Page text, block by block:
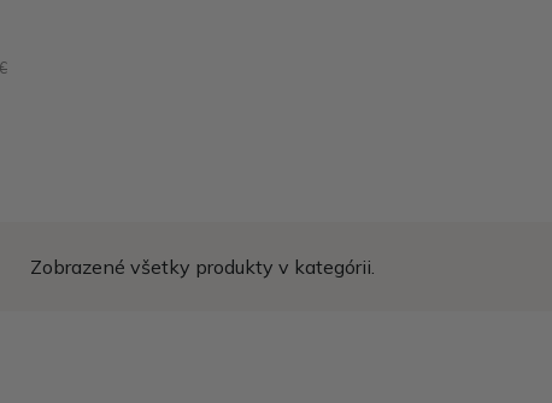
Zobrazené všetky produkty v kategórii.